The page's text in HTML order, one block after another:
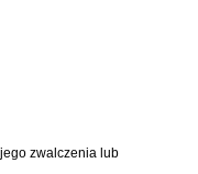
zwalczenia lub